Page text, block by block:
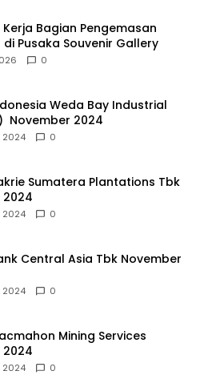
Bagian Pengemasan
Pusaka Souvenir Gallery
0
Weda Bay Industrial
November 2024
2024 0
Sumatera Plantations Tbk
2024
2024 0
Central Asia Tbk November
2024 0
Mining Services
2024
2024 0